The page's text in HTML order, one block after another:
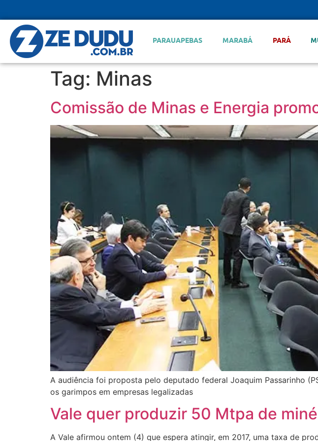
PARAUAPEBAS MARABÁ PARÁ
Tag: Minas
Comissão de Minas e Energia
A audiência foi proposta pelo deputado federal Joaquim Passarinho
os garimpos em empresas legalizadas
Vale quer produzir 50 Mtpa de
A Vale afirmou ontem (4) que espera atingir, em 2017, uma taxa de